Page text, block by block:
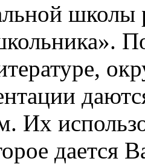
школы
Их
дается